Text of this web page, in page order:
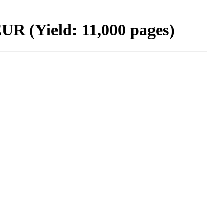
(Yield: 11,000 pages)